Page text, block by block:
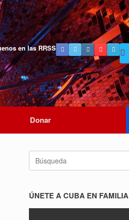
en las RRSS
Donar
ÚNETE A CUBA EN FAMILIA